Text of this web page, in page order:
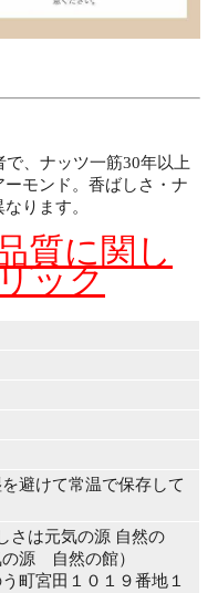
、ナッツ一筋30年以上
モンド。香ばしさ・ナ
ります。
質に関し
ック
避けて常温で保存して
さは元気の源 自然の
源 自然の館）
町宮田１０１９番地１